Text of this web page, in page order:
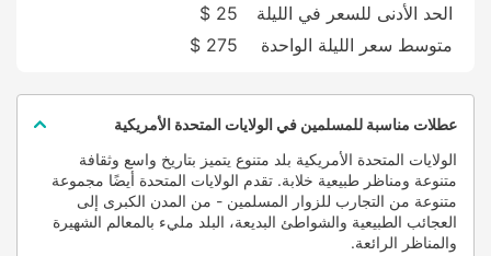
Iowa
Kansas
Maryland
Massachusetts
Michigan
الحد الأدنى للسعر في الليلة
25 $
متوسط سعر الليلة الواحدة
275 $
عطلات مناسبة للمسلمين في الولايات المتحدة الأمريكية
الولايات المتحدة الأمريكية بلد متنوع يتميز بتاريخ واسع وثقافة
متنوعة ومناظر طبيعية خلابة. تقدم الولايات المتحدة أيضًا مجموعة
متنوعة من التجارب للزوار المسلمين - من المدن الكبرى إلى
العجائب الطبيعية والشواطئ البديعة، البلد مليء بالمعالم الشهيرة
والمناظر الرائعة.